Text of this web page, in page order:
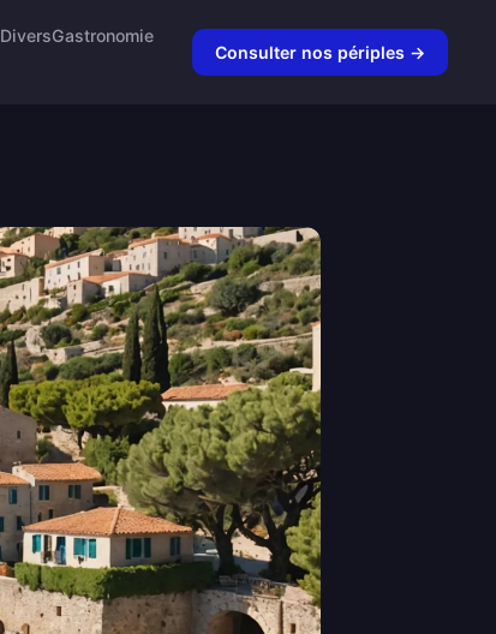
DiversGastronomie
Consulter nos périples →